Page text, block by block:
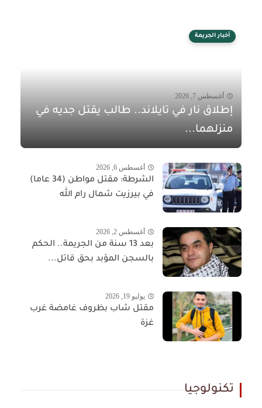
أخبار الجريمة
أغسطس 7, 2026
إطلاق نار في تايلاند.. طالب يقتل جديه في
منزلهما...
أغسطس 6, 2026
الشرطة: مقتل مواطن (34 عاما)
في بيرزيت شمال رام الله
أغسطس 2, 2026
بعد 13 سنة من الجريمة.. الحكم
بالسجن المؤبد بحق قاتل...
يوليو 19, 2026
مقتل شاب بظروف غامضة غرب
غزة
تكنولوجيا